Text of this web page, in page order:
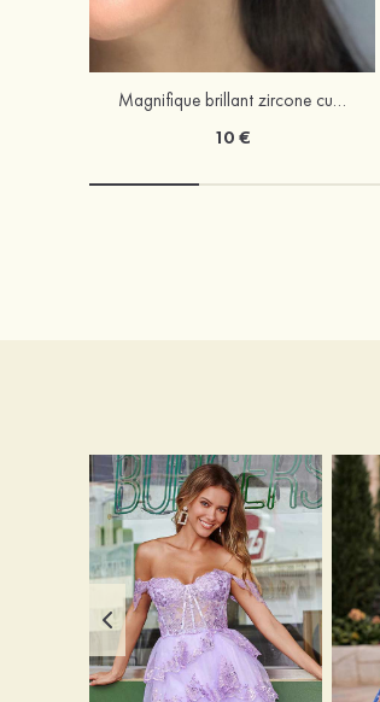
Magnifique brillant zircone cubique strass boucles d'oreilles
10 €